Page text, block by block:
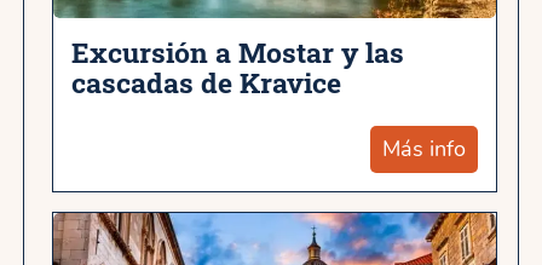
Excursión a Mostar y las
cascadas de Kravice
Más info